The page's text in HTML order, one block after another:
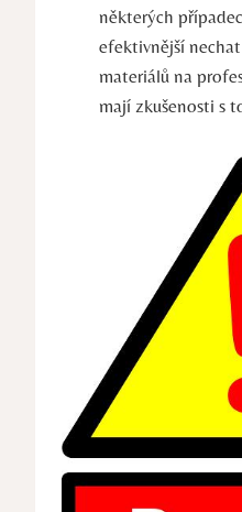
některých
efektivnější
materiálů na
mají ‍zkušenosti s